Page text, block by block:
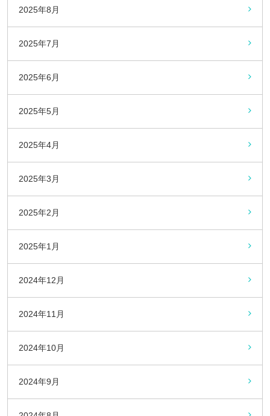
2025年8月
2025年7月
2025年6月
2025年5月
2025年4月
2025年3月
2025年2月
2025年1月
2024年12月
2024年11月
2024年10月
2024年9月